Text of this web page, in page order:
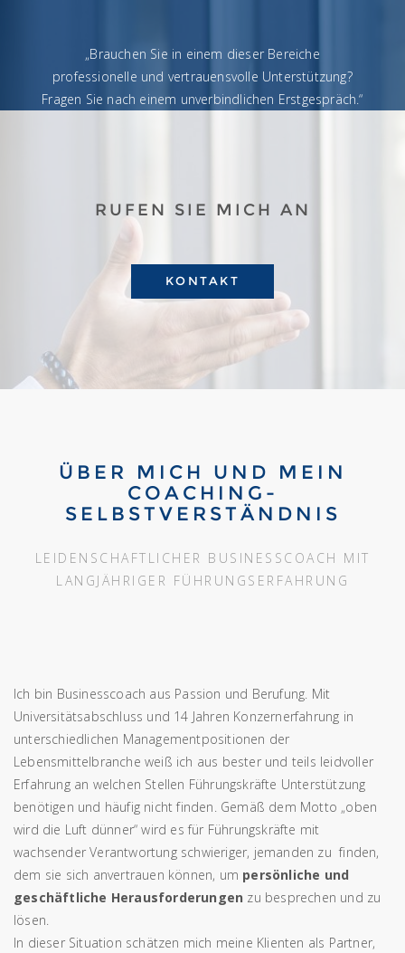
„Brauchen Sie in einem dieser Bereiche
professionelle und vertrauensvolle Unterstützung?
Fragen Sie nach einem unverbindlichen Erstgespräch.“
RUFEN SIE MICH AN
KONTAKT
ÜBER MICH UND MEIN
COACHING-
SELBSTVERSTÄNDNIS
LEIDENSCHAFTLICHER BUSINESSCOACH MIT
LANGJÄHRIGER FÜHRUNGSERFAHRUNG
Ich bin Businesscoach aus Passion und Berufung. Mit
Universitätsabschluss und 14 Jahren Konzernerfahrung in
unterschiedlichen Managementpositionen der
Lebensmittelbranche weiß ich aus bester und teils leidvoller
Erfahrung an welchen Stellen Führungskräfte Unterstützung
benötigen und häufig nicht finden. Gemäß dem Motto „oben
wird die Luft dünner“ wird es für Führungskräfte mit
wachsender Verantwortung schwieriger, jemanden zu finden,
dem sie sich anvertrauen können, um persönliche und
geschäftliche Herausforderungen zu besprechen und zu
lösen.
In dieser Situation schätzen mich meine Klienten als Partner,